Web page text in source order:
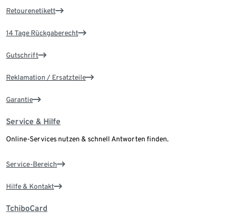
Retourenetikett
14 Tage Rückgaberecht
Gutschrift
Reklamation / Ersatzteile
Garantie
Service & Hilfe
Online-Services nutzen & schnell Antworten finden.
Service-Bereich
Hilfe & Kontakt
TchiboCard